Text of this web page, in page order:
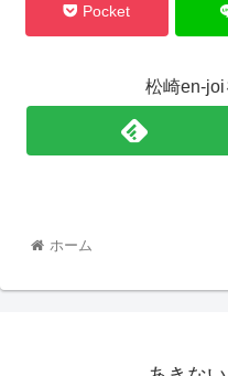
Pocket
松崎en-joi
ホーム